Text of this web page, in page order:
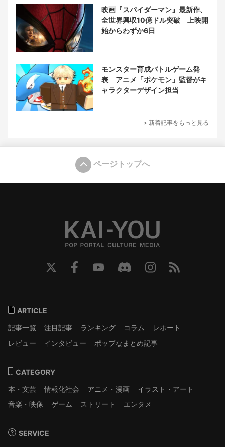
映画『スパイダーマン』最新作、
全世界興収10億ドル突破 上映開
始からわずか6日
モンスター育成バトルゲーム発
表 アニメ「ポケモン」監督がキ
ャラクターデザイン担当
> 新着記事をもっと見る
ページトップへ
ARTICLE
記事一覧
注目記事 ランキング コラム
レポート
レビュー
インタビュー ポップなまとめ記事
CATEGORY
本・文芸
情報化社会 アニメ・漫画
イラスト・アート
音楽・映像
ゲーム ストリート エンタメ
SERVICE